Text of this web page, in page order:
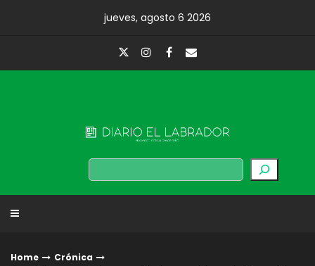
jueves, agosto 6 2026
Buscar
Home
Crónica